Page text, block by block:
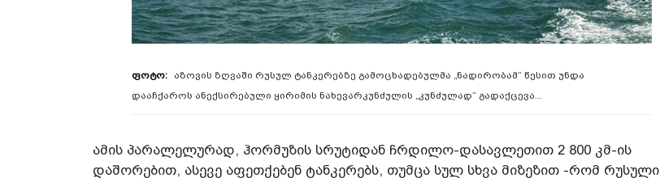
აზოვის ზღვაში რუსულ ტანკერებზე გამოცხადებულმა „ნადირობამ“ წესით უნდა
დააჩქაროს ანექსირებული ყირიმის ნახევარკუნძულის „კუნძულად“ გადაქცევა...
ამის პარალელურად, ჰორმუზის სრუტიდან ჩრდილო-დასავლეთით 2 800 კმ-ის
დაშორებით, ასევე აფეთქებენ ტანკერებს, თუმცა სულ სხვა მიზეზით -რომ რუსული